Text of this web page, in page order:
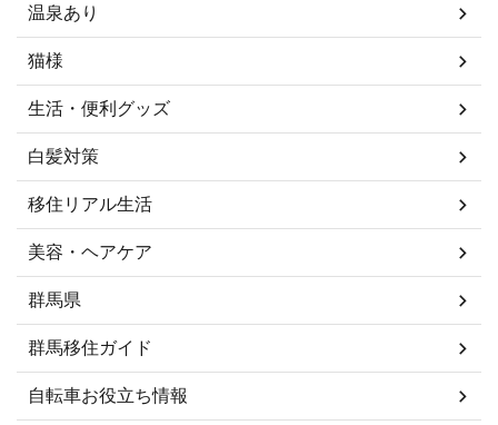
温泉あり
猫様
生活・便利グッズ
白髪対策
移住リアル生活
美容・ヘアケア
群馬県
群馬移住ガイド
自転車お役立ち情報